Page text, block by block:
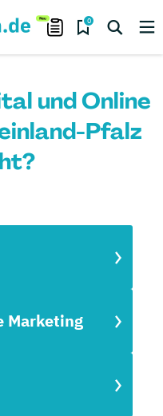
0
und Online
Pfalz
Marketing